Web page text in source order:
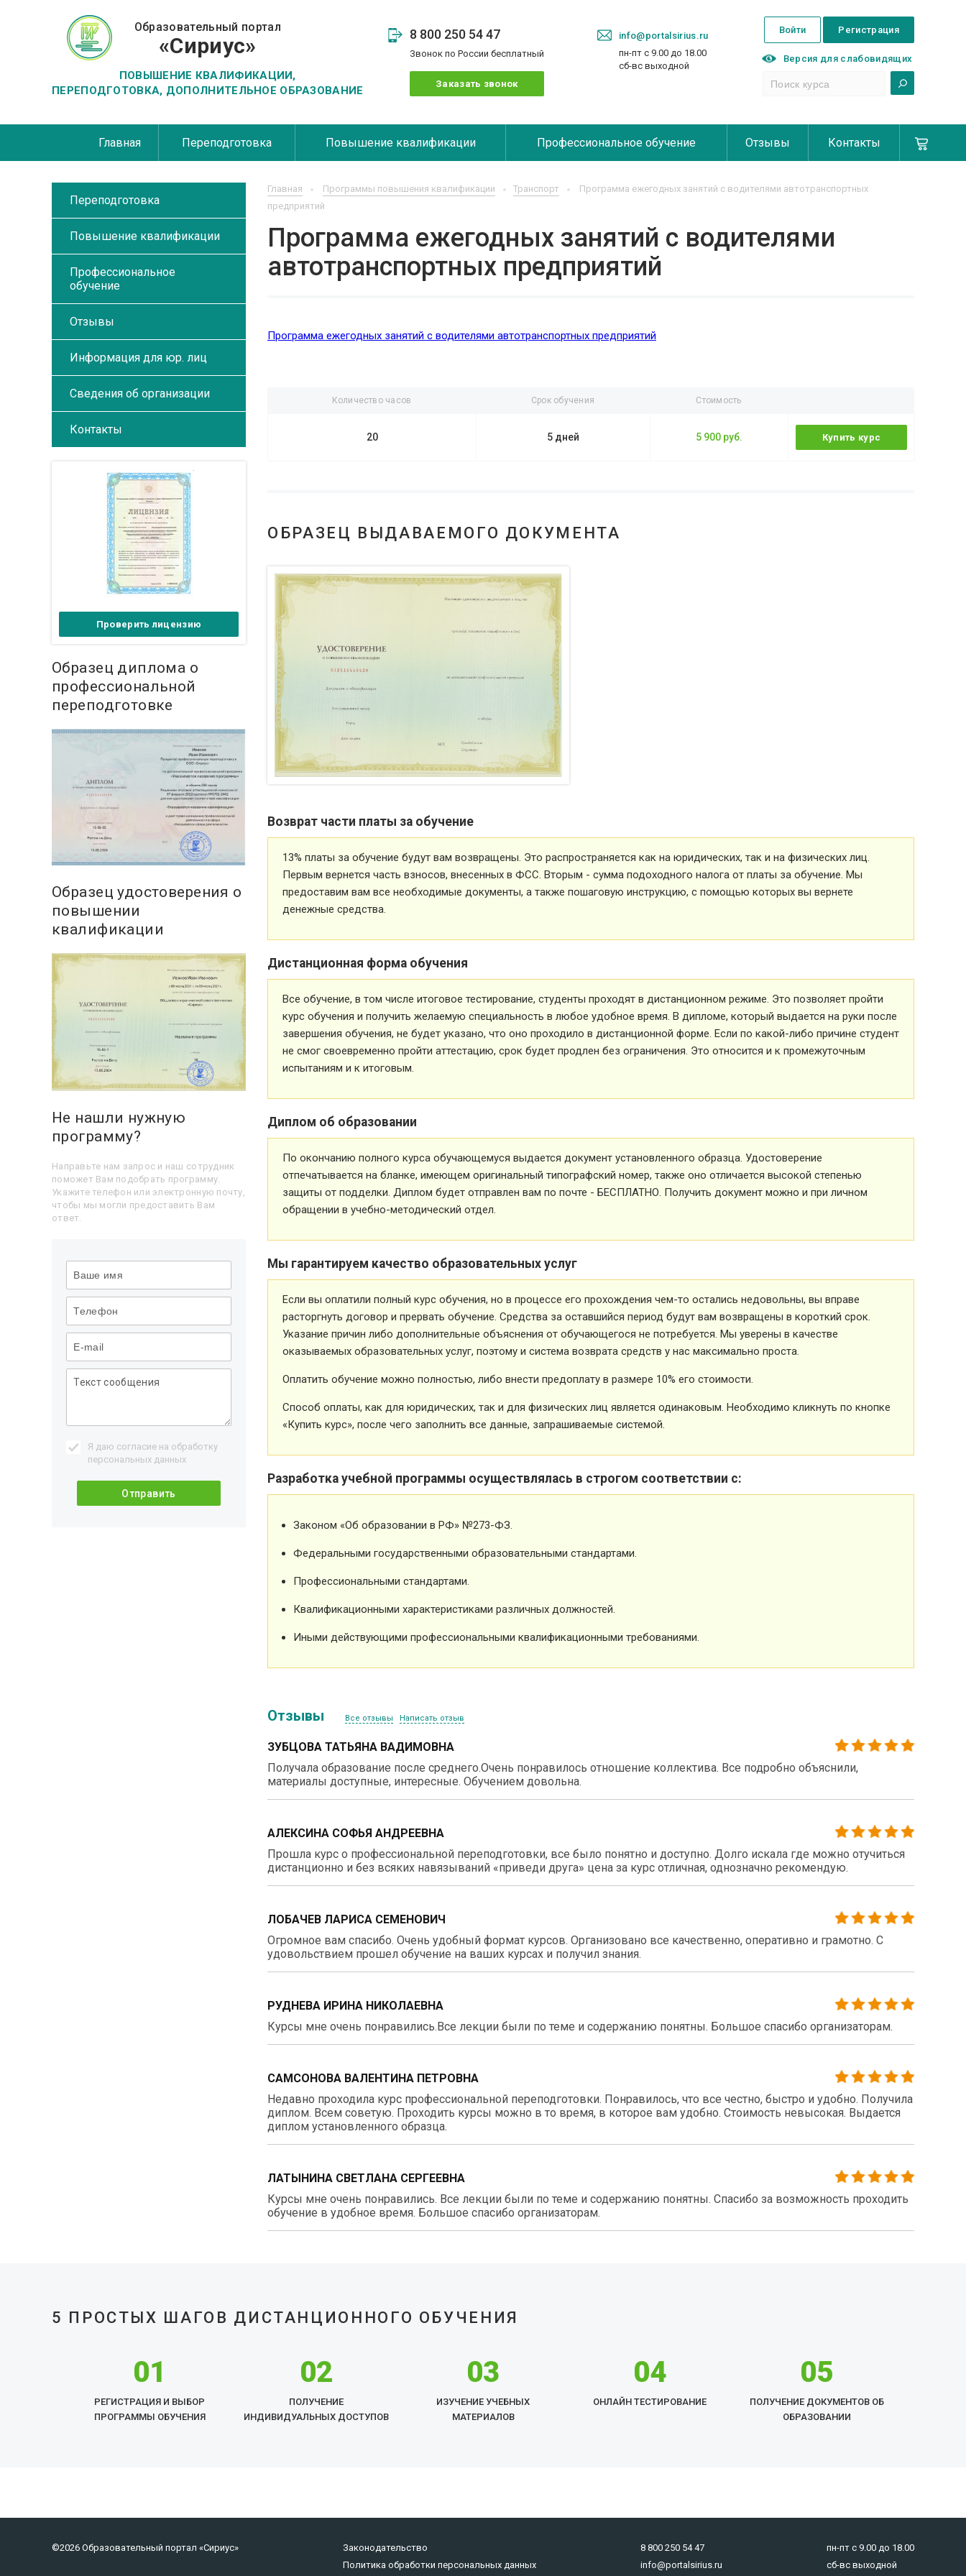
Образовательный портал
«Сириус»
ПОВЫШЕНИЕ КВАЛИФИКАЦИИ,
ПЕРЕПОДГОТОВКА, ДОПОЛНИТЕЛЬНОЕ ОБРАЗОВАНИЕ
8 800 250 54 47
Звонок по России бесплатный
Заказать звонок
info@portalsirius.ru
пн-пт с 9.00 до 18.00
сб-вс выходной
Регистрация
Войти
Версия для слабовидящих
Главная Переподготовка Повышение квалификации Профессиональное обучение Отзывы Контакты
Главная Программы повышения квалификации Транспорт
Программа ежегодных занятий с водителями автотранспортных
предприятий
Программа ежегодных занятий с водителями
автотранспортных предприятий
Программа ежегодных занятий с водителями автотранспортных предприятий
Количество часов Срок обучения Стоимость
20 5 дней 5 900 руб. Купить курс
ОБРАЗЕЦ ВЫДАВАЕМОГО ДОКУМЕНТА
Возврат части платы за обучение
13% платы за обучение будут вам возвращены. Это распространяется как на юридических, так и на физических лиц.
Первым вернется часть взносов, внесенных в ФСС. Вторым - сумма подоходного налога от платы за обучение. Мы
предоставим вам все необходимые документы, а также пошаговую инструкцию, с помощью которых вы вернете
денежные средства.
Дистанционная форма обучения
Все обучение, в том числе итоговое тестирование, студенты проходят в дистанционном режиме. Это позволяет пройти
курс обучения и получить желаемую специальность в любое удобное время. В дипломе, который выдается на руки после
завершения обучения, не будет указано, что оно проходило в дистанционной форме. Если по какой-либо причине студент
не смог своевременно пройти аттестацию, срок будет продлен без ограничения. Это относится и к промежуточным
испытаниям и к итоговым.
Диплом об образовании
По окончанию полного курса обучающемуся выдается документ установленного образца. Удостоверение
отпечатывается на бланке, имеющем оригинальный типографский номер, также оно отличается высокой степенью
защиты от подделки. Диплом будет отправлен вам по почте - БЕСПЛАТНО. Получить документ можно и при личном
обращении в учебно-методический отдел.
Мы гарантируем качество образовательных услуг
Если вы оплатили полный курс обучения, но в процессе его прохождения чем-то остались недовольны, вы вправе
расторгнуть договор и прервать обучение. Средства за оставшийся период будут вам возвращены в короткий срок.
Указание причин либо дополнительные объяснения от обучающегося не потребуется. Мы уверены в качестве
оказываемых образовательных услуг, поэтому и система возврата средств у нас максимально проста.
Оплатить обучение можно полностью, либо внести предоплату в размере 10% его стоимости.
Способ оплаты, как для юридических, так и для физических лиц является одинаковым. Необходимо кликнуть по кнопке
«Купить курс», после чего заполнить все данные, запрашиваемые системой.
Разработка учебной программы осуществлялась в строгом соответствии с:
Законом «Об образовании в РФ» №273-ФЗ.
Федеральными государственными образовательными стандартами.
Профессиональными стандартами.
Квалификационными характеристиками различных должностей.
Иными действующими профессиональными квалификационными требованиями.
Отзывы Все отзывы Написать отзыв
ЗУБЦОВА ТАТЬЯНА ВАДИМОВНА
Получала образование после среднего.Очень понравилось отношение коллектива. Все подробно объяснили,
материалы доступные, интересные. Обучением довольна.
АЛЕКСИНА СОФЬЯ АНДРЕЕВНА
Прошла курс о профессиональной переподготовки, все было понятно и доступно. Долго искала где можно отучиться
дистанционно и без всяких навязываний «приведи друга» цена за курс отличная, однозначно рекомендую.
ЛОБАЧЕВ ЛАРИСА СЕМЕНОВИЧ
Огромное вам спасибо. Очень удобный формат курсов. Организовано все качественно, оперативно и грамотно. С
удовольствием прошел обучение на ваших курсах и получил знания.
РУДНЕВА ИРИНА НИКОЛАЕВНА
Курсы мне очень понравились.Все лекции были по теме и содержанию понятны. Большое спасибо организаторам.
САМСОНОВА ВАЛЕНТИНА ПЕТРОВНА
Недавно проходила курс профессиональной переподготовки. Понравилось, что все честно, быстро и удобно. Получила
диплом. Всем советую. Проходить курсы можно в то время, в которое вам удобно. Стоимость невысокая. Выдается
диплом установленного образца.
ЛАТЫНИНА СВЕТЛАНА СЕРГЕЕВНА
Курсы мне очень понравились. Все лекции были по теме и содержанию понятны. Спасибо за возможность проходить
обучение в удобное время. Большое спасибо организаторам.
Переподготовка
Повышение квалификации
Профессиональное
обучение
Отзывы
Информация для юр. лиц
Сведения об организации
Контакты
Проверить лицензию
Образец диплома о
профессиональной
переподготовке
Образец удостоверения о
повышении
квалификации
Не нашли нужную
программу?
Направьте нам запрос и наш сотрудник
поможет Вам подобрать программу.
Укажите телефон или электронную почту,
чтобы мы могли предоставить Вам
ответ.
Я даю согласие на обработку
персональных данных
5 ПРОСТЫХ ШАГОВ ДИСТАНЦИОННОГО ОБУЧЕНИЯ
01
РЕГИСТРАЦИЯ И ВЫБОР
ПРОГРАММЫ ОБУЧЕНИЯ
02
ПОЛУЧЕНИЕ
ИНДИВИДУАЛЬНЫХ ДОСТУПОВ
03
ИЗУЧЕНИЕ УЧЕБНЫХ
МАТЕРИАЛОВ
04
ОНЛАЙН ТЕСТИРОВАНИЕ
05
ПОЛУЧЕНИЕ ДОКУМЕНТОВ ОБ
ОБРАЗОВАНИИ
©2026 Образовательный портал «Сириус»
Законодательство
Политика обработки персональных данных
8 800 250 54 47
info@portalsirius.ru
пн-пт с 9.00 до 18.00
сб-вс выходной